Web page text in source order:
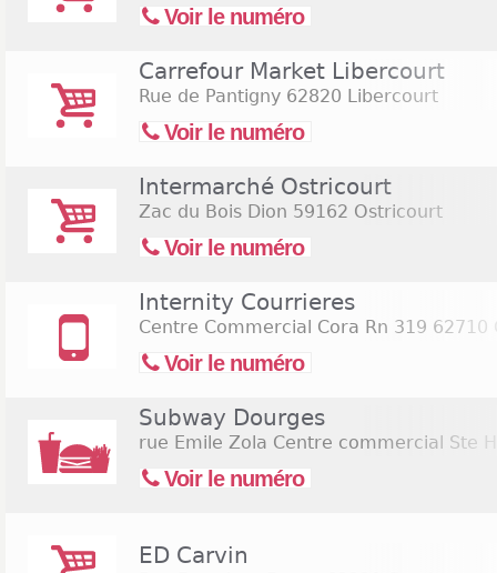
Voir le numéro
Carrefour Market Libercourt
Rue de Pantigny 62820 Libercourt
Voir le numéro
Intermarché Ostricourt
Zac du Bois Dion 59162 Ostricourt
Voir le numéro
Internity Courrieres
Centre Commercial Cora Rn 319 62710
Voir le numéro
Subway Dourges
rue Emile Zola Centre commercial Ste
Voir le numéro
ED Carvin